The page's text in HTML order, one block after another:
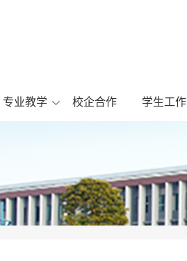
专业教学 校企合作 学生工作